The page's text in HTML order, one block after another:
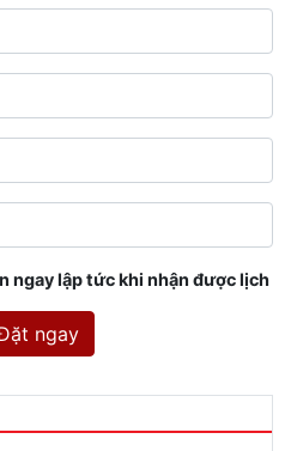
ngay lập tức khi nhận được lịch
ngay